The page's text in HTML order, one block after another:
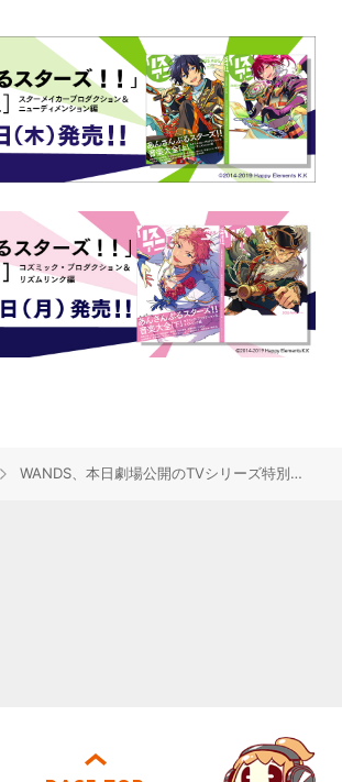
WANDS、本日劇場公開のTVシリーズ特別編集版『名探偵コナン vs. 怪盗キッド』テーマソング「大胆」配信限定リリース！